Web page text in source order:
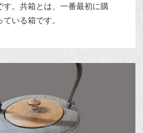
す。共箱とは、一番最初に購
いる箱です。